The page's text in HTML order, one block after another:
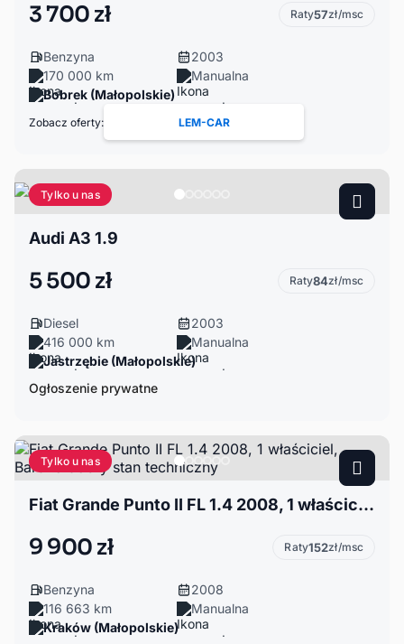
3 700 zł Raty57zł/msc
Benzyna
2003
170 000 km
Manualna
Bobrek (Małopolskie)
Zobacz oferty: LEM-CAR
Tylko u nas
Audi A3 1.9
5 500 zł Raty84zł/msc
Diesel
2003
416 000 km
Manualna
Jastrzębie (Małopolskie)
Ogłoszenie prywatne
Tylko u nas
Fiat Grande Punto II FL 1.4 2008, 1 właściciel, Bardzo dobry stan techniczny
9 900 zł Raty152zł/msc
Benzyna
2008
116 663 km
Manualna
Kraków (Małopolskie)